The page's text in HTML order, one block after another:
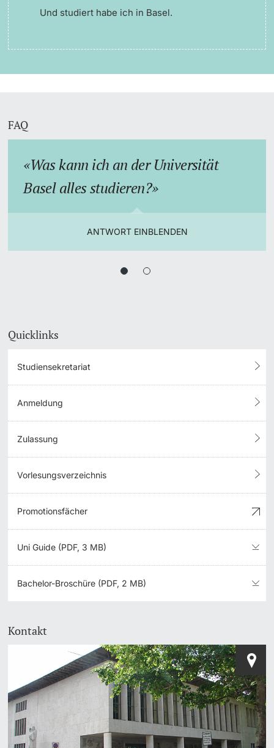
Und studiert habe ich in Basel.
FAQ
Was kann ich an der Universität
Basel alles studieren?
ANTWORT EINBLENDEN
Quicklinks
Studiensekretariat
Anmeldung
Zulassung
Vorlesungsverzeichnis
Promotionsfächer
Uni Guide (PDF, 3 MB)
Bachelor-Broschüre (PDF, 2 MB)
Kontakt